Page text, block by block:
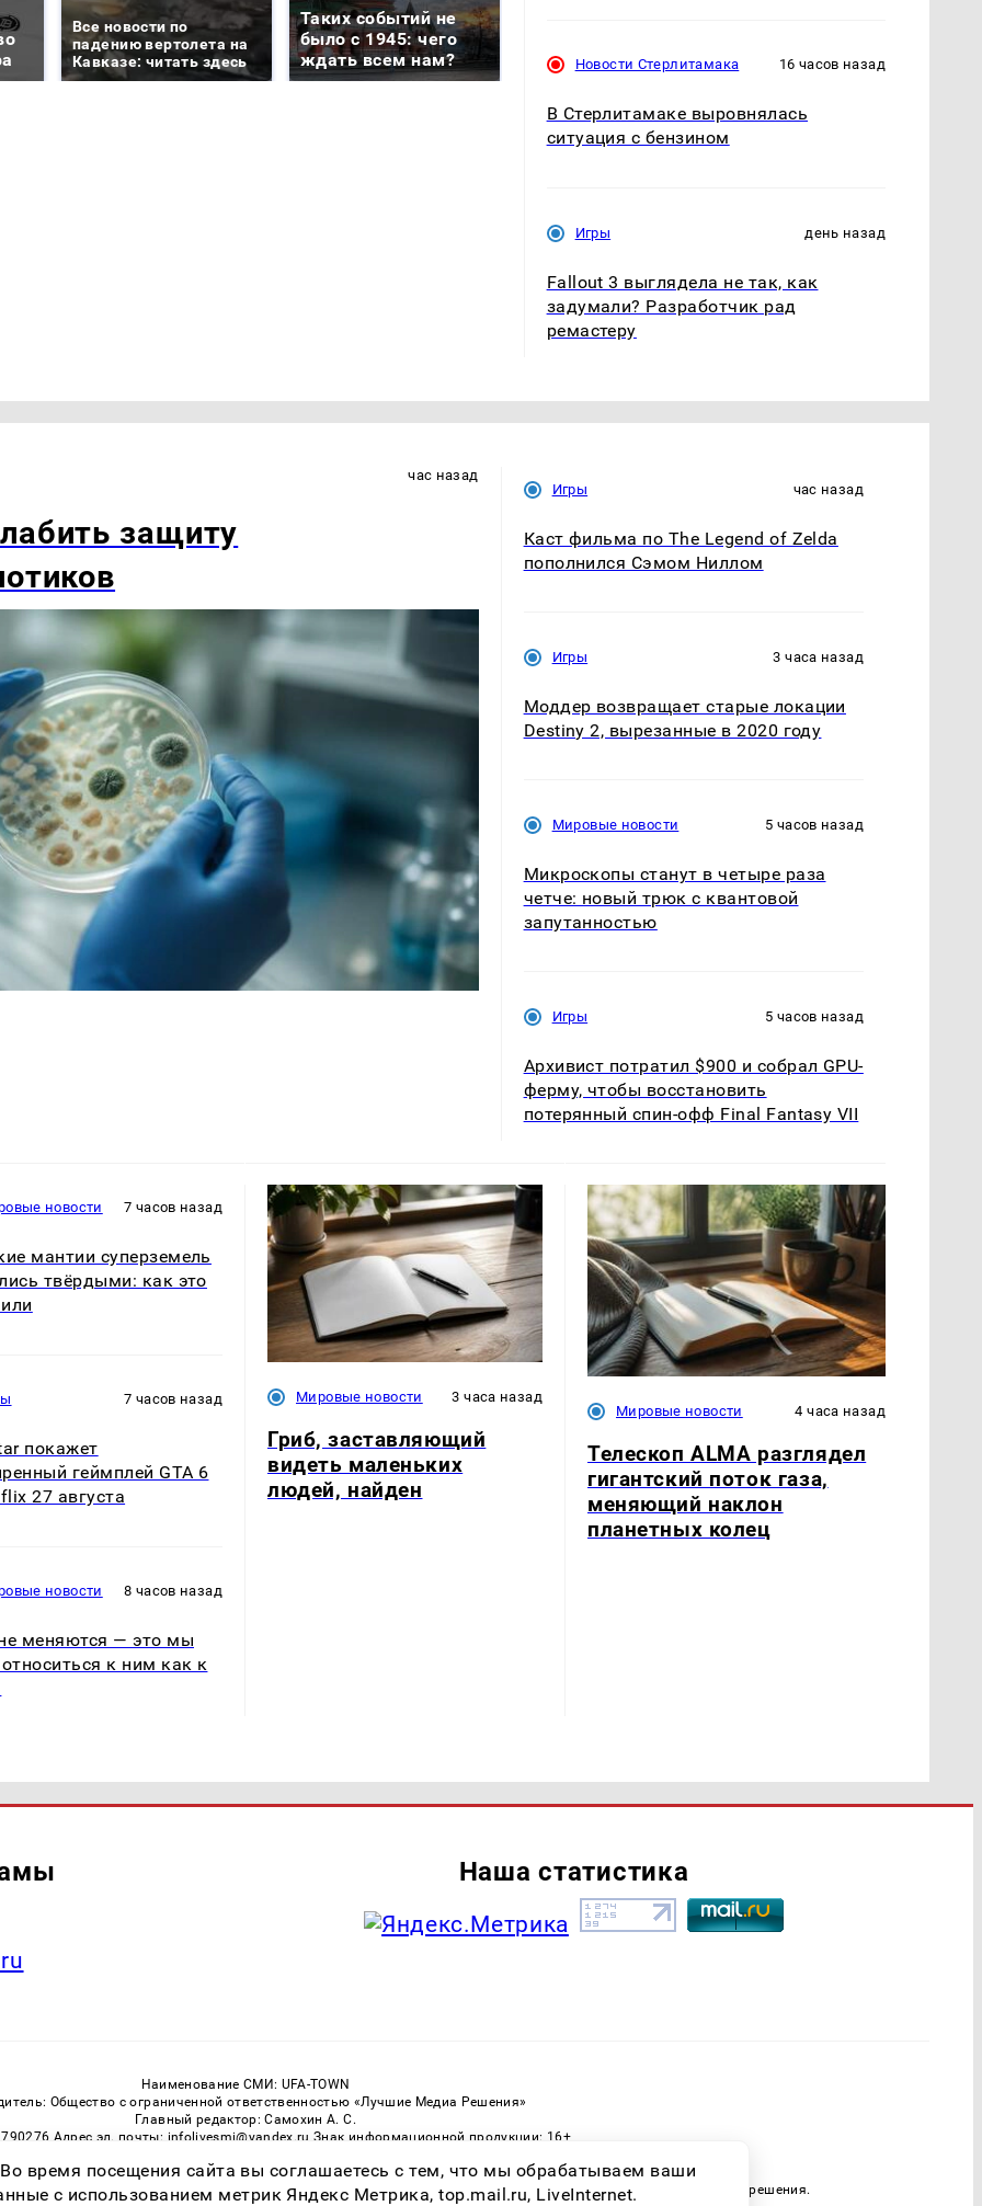
Все новости по
падению вертолета на
Кавказе: читать здесь
Таких событий не
было с 1945: чего
ждать всем нам?
продукта: что купить?
подожгли.
Новости Стерлитамака 16 часов назад
В Стерлитамаке выровнялась
ситуация с бензином
Игры день назад
Fallout 3 выглядела не так, как
задумали? Разработчик рад
ремастеру
час назад
защиту
Игры час назад
Каст фильма по The Legend of Zelda
пополнился Сэмом Ниллом
Игры 3 часа назад
Моддер возвращает старые локации
Destiny 2, вырезанные в 2020 году
Мировые новости 5 часов назад
Микроскопы станут в четыре раза
четче: новый трюк с квантовой
запутанностью
Игры 5 часов назад
Архивист потратил $900 и собрал GPU-
ферму, чтобы восстановить
потерянный спин-офф Final Fantasy VII
новости 7 часов назад
мантии суперземель
твёрдыми: как это
7 часов назад
покажет
геймплей GTA 6
27 августа
новости 8 часов назад
меняются — это мы
к ним как к
Мировые новости 3 часа назад
Гриб, заставляющий
видеть маленьких
людей, найден
Мировые новости 4 часа назад
Телескоп ALMA разглядел
гигантский поток газа,
меняющий наклон
планетных колец
Наша статистика
Наименование СМИ: UFA-TOWN
Общество с ограниченной ответственностью «Лучшие Медиа Решения»
Главный редактор: Самохин А. С.
Адрес эл. почты: infolivesmi@yandex.ru Знак информационной продукции: 16+
Регистрационный номер СМИ ЭЛ № ФС 77 — 81149 от 02.06.2021
на Ufa-Town.Ru обязательна. Цитирование в Интернете возможно только при наличии письменного разрешения.
время посещения сайта вы соглашаетесь с тем, что мы обрабатываем ваши
с использованием метрик Яндекс Метрика, top.mail.ru, LiveInternet.